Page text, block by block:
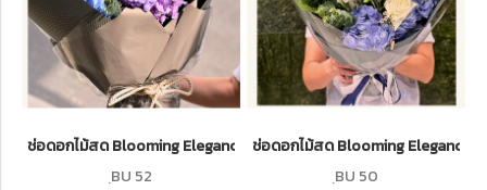
ช่อดอกไม้สด Blooming Elegance 52 I Le Floriste
ฺBU 52
ช่อดอกไม้สด Blooming Elegance
ฺBU 50